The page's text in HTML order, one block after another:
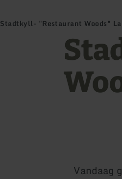
Stadtkyll- "Restaurant Woods"
Vandaag